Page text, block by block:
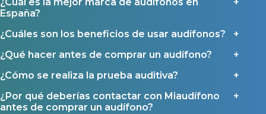
¿Cuál es la mejor marca de audífonos en
España?
¿Cuáles son los beneficios de usar audífonos?
¿Qué hacer antes de comprar un audífono?
¿Cómo se realiza la prueba auditiva?
¿Por qué deberías contactar con Miaudífono
antes de comprar un audífono?